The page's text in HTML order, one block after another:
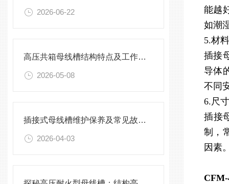
2026-06-22
高压共箱母线槽结构特点及工作原理
2026-05-08
插接式母线槽维护保养及常见故障处理指南
2026-04-03
能越
如潮
5.材
插接
导体
不同
6.尺
插接
制，
因素